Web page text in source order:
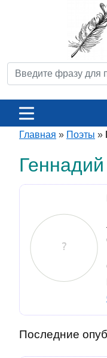
Главная » Поэты »
Последние